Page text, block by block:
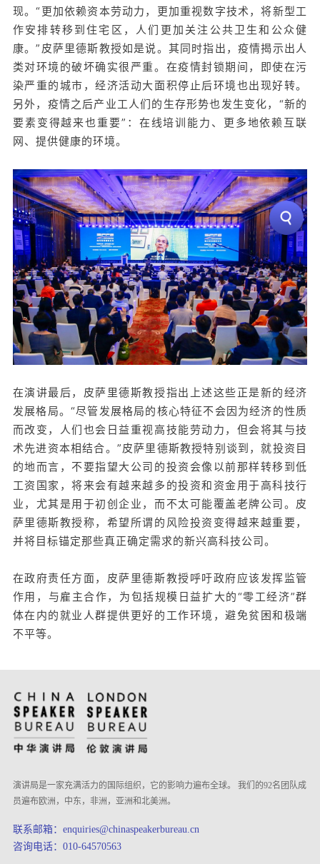
现。“更加依赖资本劳动力，更加重视数字技术，将新型工
作安排转移到住宅区，人们更加关注公共卫生和公众健
康。”皮萨里德斯教授如是说。其同时指出，疫情揭示出人
类对环境的破坏确实很严重。在疫情封锁期间，即使在污
染严重的城市，经济活动大面积停止后环境也出现好转。
另外，疫情之后产业工人们的生存形势也发生变化，“新的
要素变得越来也重要”：在线培训能力、更多地依赖互联
网、提供健康的环境。
在演讲最后，皮萨里德斯教授指出上述这些正是新的经济
发展格局。“尽管发展格局的核心特征不会因为经济的性质
而改变，人们也会日益重视高技能劳动力，但会将其与技
术先进资本相结合。”皮萨里德斯教授特别谈到，就投资目
的地而言，不要指望大公司的投资会像以前那样转移到低
工资国家，将来会有越来越多的投资和资金用于高科技行
业，尤其是用于初创企业，而不太可能覆盖老牌公司。皮
萨里德斯教授称，希望所谓的风险投资变得越来越重要，
并将目标锚定那些真正确定需求的新兴高科技公司。
在政府责任方面，皮萨里德斯教授呼吁政府应该发挥监管
作用，与雇主合作，为包括规模日益扩大的“零工经济”群
体在内的就业人群提供更好的工作环境，避免贫困和极端
不平等。
演讲局是一家充满活力的国际组织，它的影响力遍布全球。 我们的92名团队成
员遍布欧洲，中东，非洲，亚洲和北美洲。
联系邮箱：enquiries@chinaspeakerbureau.cn
咨询电话：010-64570563